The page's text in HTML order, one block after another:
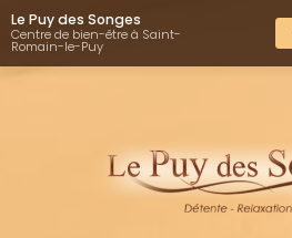
Aller
au
contenu
principal
Le Puy des Songes
Centre de bien-être à Saint-
Romain-le-Puy